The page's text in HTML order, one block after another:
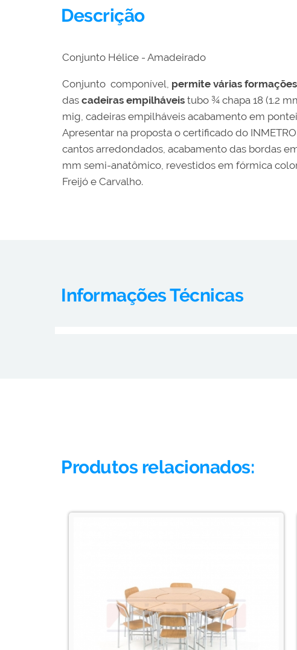
Descrição
Conjunto Hélice - Amadeirado
Conjunto componível, permite várias
das cadeiras empilháveistubo ¾ chapa 18 (1.2
mig, cadeiras empilháveis acabamento em
Apresentar na proposta o certificado do
cantos arredondados, acabamento das bordas
mm semi-anatômico, revestidos em fórmica
Freijó e Carvalho.
Informações Técnicas
Produtos relacionados: